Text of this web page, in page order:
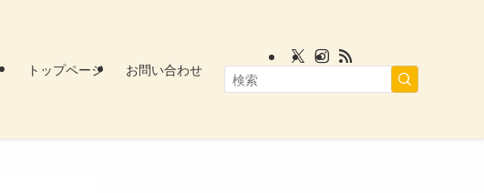
トップページ お問い合わせ